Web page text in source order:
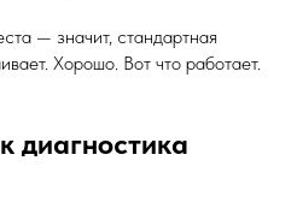
— значит, стандартная
Хорошо. Вот что работает.
диагностика